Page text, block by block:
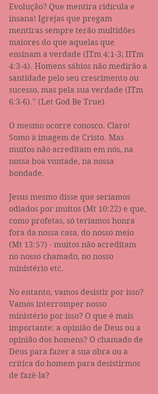
Evolução? Que mentira ridícula e
insana! Igrejas que pregam
mentiras sempre terão multidões
maiores do que aquelas que
ensinam a verdade (ITm 4:1-3; IITm
4:3-4). Homens sábios não medirão a
santidade pelo seu crescimento ou
sucesso, mas pela sua verdade (ITm
6:3-6)." (Let God Be True).
O mesmo ocorre conosco. Claro!
Somo à imagem de Cristo. Mas
muitos não acreditam em nós, na
nossa boa vontade, na nossa
bondade.
Jesus mesmo disse que seríamos
odiados por muitos (Mt 10:22) e que,
como profetas, só teríamos honra
fora da nossa casa, do nosso meio
(Mt 13:57) - muitos não acreditam
no nosso chamado, no nosso
ministério etc.
No entanto, vamos desistir por isso?
Vamos interromper nosso
ministério por isso? O que é mais
importante: a opinião de Deus ou a
opinião dos homens? O chamado de
Deus para fazer a sua obra ou a
crítica do homem para desistirmos
de fazê-la?